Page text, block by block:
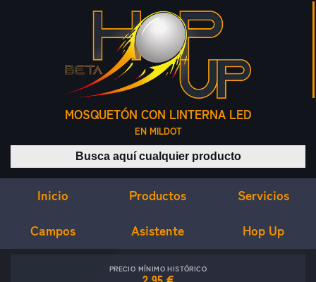
MOSQUETÓN CON LINTERNA LED
EN MILDOT
Buscar productos
Inicio Productos Servicios
Campos Asistente Hop Up
PRECIO MÍNIMO HISTÓRICO